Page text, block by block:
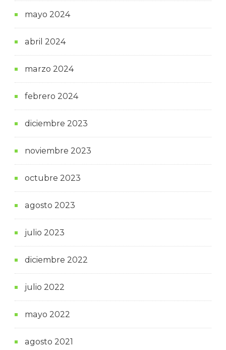
mayo 2024
abril 2024
marzo 2024
febrero 2024
diciembre 2023
noviembre 2023
octubre 2023
agosto 2023
julio 2023
diciembre 2022
julio 2022
mayo 2022
agosto 2021